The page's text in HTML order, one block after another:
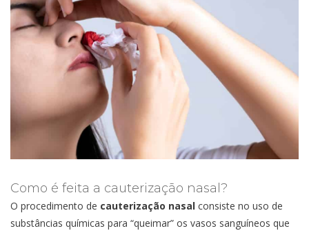
Como é feita a cauterização nasal?
O procedimento de cauterização nasal consiste no uso de
substâncias químicas para “queimar” os vasos sanguíneos que